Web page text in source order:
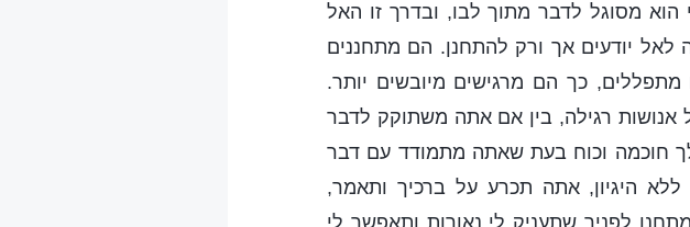
הוא מסוגל לדבר מתוך לבו, ובדרך זו האל
יודעים אך ורק להתחנן. הם מתחננים
כך הם מרגישים מיובשים יותר.
אנושות רגילה, בין אם אתה משתוקק לדבר
חוכמה וכוח בעת שאתה מתמודד עם דבר
היגיון, אתה תכרע על ברכיך ותאמר,
לפניך שתעניק לי נאורות ותאפשר לי